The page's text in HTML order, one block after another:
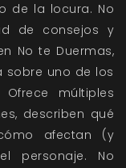
de la locura. No
de consejos y
No te Duermas,
sobre uno de los
múltiples
describen qué
afectan (y
personaje. No